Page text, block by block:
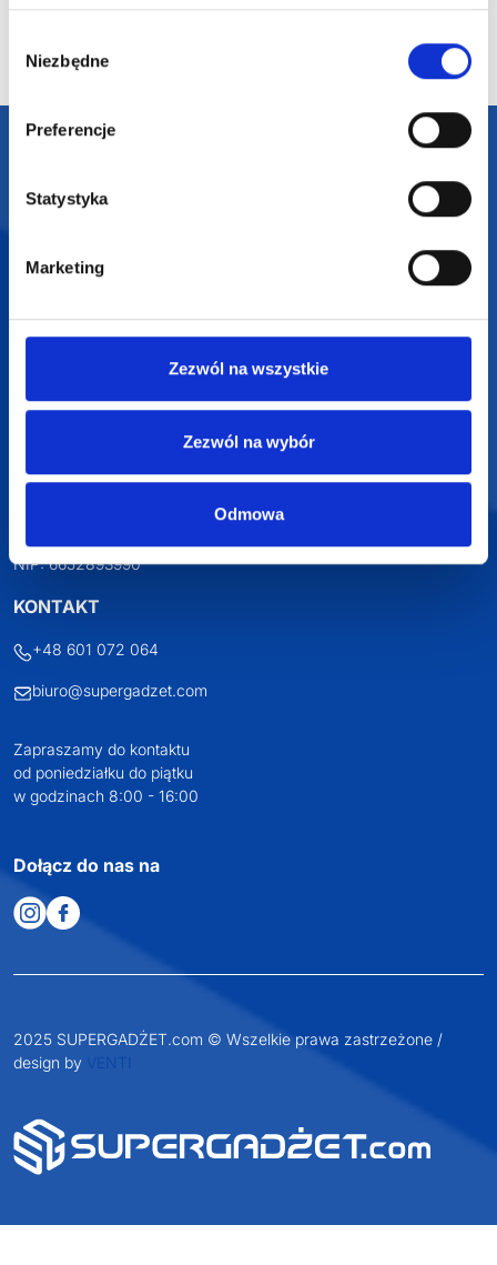
zgody
Niezbędne
Preferencje
Statystyka
Marketing
Zezwól na wszystkie
Zezwól na wybór
Odmowa
Darmowa dostawa
Darmowa wizualizacja
SUPERGADŻET.com
JAKUB LIEBELT
62-586 Rzgów
NIP: 6652893990
KONTAKT
+48 601 072 064
biuro@supergadzet.com
Zapraszamy do kontaktu
od poniedziałku do piątku
w godzinach 8:00 - 16:00
Dołącz do nas na
2025 SUPERGADŻET.com © Wszelkie prawa zastrzeżone /
design by VENTI